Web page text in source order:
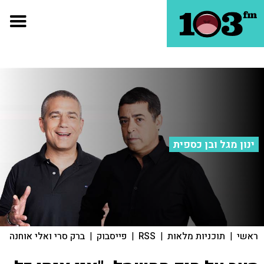
ינון מגל ובן כספית
ראשי | תוכניות מלאות |
RSS
| פייסבוק | ברק סרי ואלי אוחנה